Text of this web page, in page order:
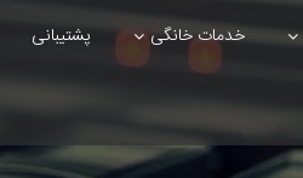
خدمات خانگی پشتیبانی